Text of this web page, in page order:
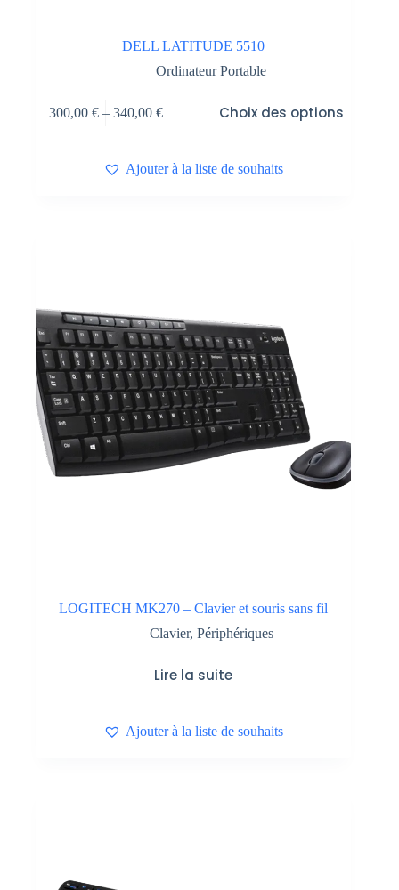
DELL LATITUDE 5510
Ordinateur Portable
300,00 €– 340,00 € Choix des options
Ajouter à la liste de souhaits
LOGITECH MK270 – Clavier et souris sans fil
Clavier, Périphériques
Lire la suite
Ajouter à la liste de souhaits